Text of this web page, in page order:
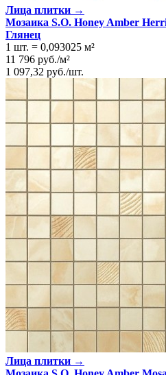
Лица плитки →
Мозаика S.O. Honey Amber
Глянeц
1 шт. = 0,093025 м²
11 796 руб./м²
1 097,32 руб./шт.
Лица плитки →